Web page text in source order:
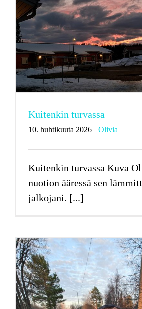
Kuitenkin turvassa
10. huhtikuuta 2026 | Olivia
Kuitenkin turvassa Kuva
nuotion ääressä sen
jalkojani. [...]